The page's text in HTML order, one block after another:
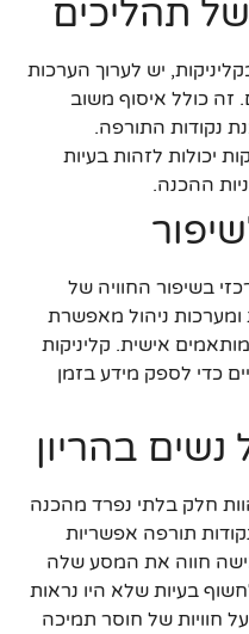
תהליכים
יש לערוך הערכות
זה כולל איסוף משוב
נקודות התורפה.
יכולות לזהות בעיות
ההכנה.
בשיפור החוויה של
ומערכות ניהול מאפשרת
אישית. קליניקות
כדי לספק מידע בזמן
נשים בהריון
חלק בלתי נפרד מהכנה
תורפה אפשריות
חווה את המסע שלה
בעיות שלא היו נראות
חוויות של חוסר תמיכה